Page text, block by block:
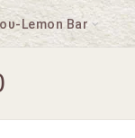
Lemon Bar